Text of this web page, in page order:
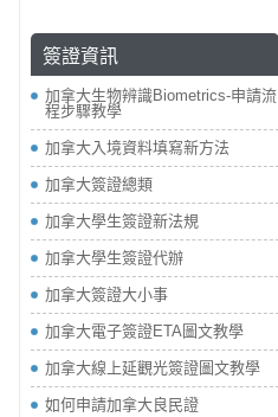
簽證資訊
加拿大生物辨識Biometrics-申請流
程步驟教學
加拿大入境資料填寫新方法
加拿大簽證總類
加拿大學生簽證新法規
加拿大學生簽證代辦
加拿大簽證大小事
加拿大電子簽證ETA圖文教學
加拿大線上延觀光簽證圖文教學
如何申請加拿大良民證